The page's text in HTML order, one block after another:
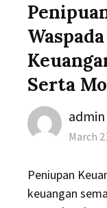
Serta
Author
admin
Posted
March
Peniupan
keuangan